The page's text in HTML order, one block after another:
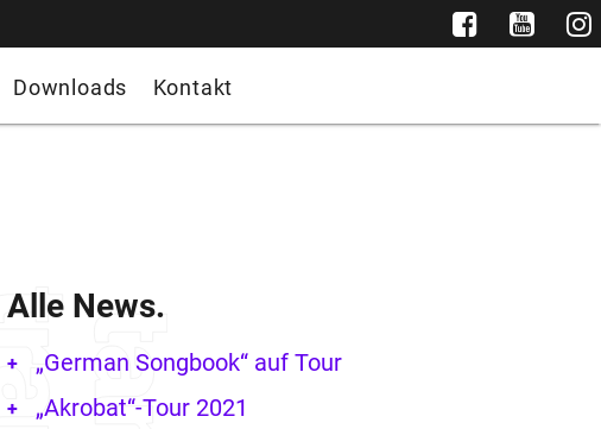
Downloads Kontakt
Alle News.
„German Songbook“ auf Tour
„Akrobat“-Tour 2021